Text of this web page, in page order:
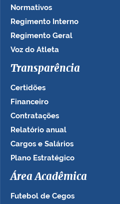
Normativos
Regimento Interno
Regimento Geral
Voz do Atleta
Transparência
Certidões
Financeiro
Contratações
Relatório anual
Cargos e Salários
Plano Estratégico
Área Acadêmica
Futebol de Cegos